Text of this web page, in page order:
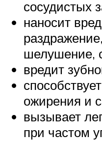
сосудистых
наносит
шелушение,
вредит
ожирения и
вызывает
при частом